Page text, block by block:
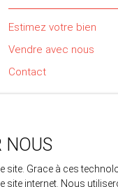
Estimez votre bien
Vendre avec nous
Contact
NOUS
Grace à ces
internet. Nous